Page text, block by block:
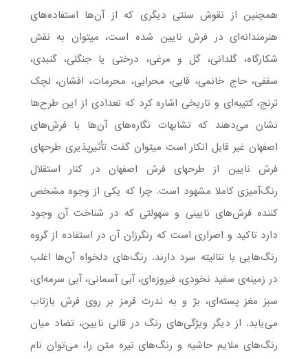
همچنین از نقوش سنتی دیگری که از آن‌ها استفاده‌های
هنرمندانه‌ای در فرش نایین شده است، میتوان به نقش
شکارگاه، گلدانی، گل و مرغی، درختی یا جنگلی، گنبدی،
سقفی، حاج خانمی، قابی، محرابی، محرمات، افشان، لچک
ترنج، کتیبه‌ای و تاریخی اشاره کرد که تعدادی از این طرح‌ها
نشان می‌دهند که تشابهات نگاره‌های آن‌ها با فرش‌های
اصفهان غیر قابل انکار است میتوان گفت تأثیرپذیری طرح­های
فرش نایین از طرح­های فرش اصفهان در کنار استقلال
رنگ‌آمیزی کاملا مشهود است. چرا که یکی از وجوه مشخص
کننده فرش‌های نایینی و سهولتی که در شناخت آن وجود
دارد تاکید و اصراری است که رنگرزان آن در استفاده از گروه
رنگ‌هایی با تنالیته سرد دارند. رنگ‌های دلخواه آن‌ها اغلب
در زمینه‌ی سفید نخودی، فیروزه‌ای، آبی آسمانی، آبی سرمه‌ای،
سبز مغز پسته‌ای، بژ و به ندرت قرمز بر روی فرش بازتاب
می‌یابد. از دیگر ویژگی­‌های رنگ در قالی نایین، تضاد میان
رنگ­‌های ملایم حاشیه و رنگ­‌های تیره متن را، می‌توان نام